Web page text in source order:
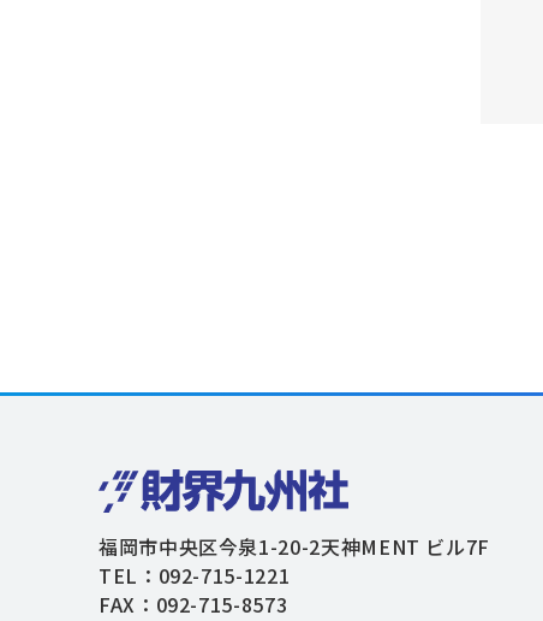
福岡市中央区今泉1-20-2天神MENT ビル7F
TEL：092-715-1221
FAX：092-715-8573